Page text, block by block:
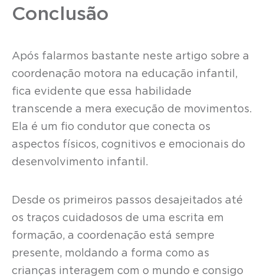
Conclusão
Após falarmos bastante neste artigo sobre a
coordenação motora na educação infantil,
fica evidente que essa habilidade
transcende a mera execução de movimentos.
Ela é um fio condutor que conecta os
aspectos físicos, cognitivos e emocionais do
desenvolvimento infantil.
Desde os primeiros passos desajeitados até
os traços cuidadosos de uma escrita em
formação, a coordenação está sempre
presente, moldando a forma como as
crianças interagem com o mundo e consigo